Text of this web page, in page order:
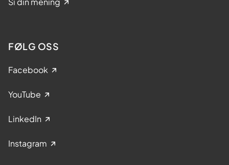
FØLG OSS
Facebook
YouTube
LinkedIn
Instagram